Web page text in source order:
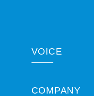
VOICE
COMPANY